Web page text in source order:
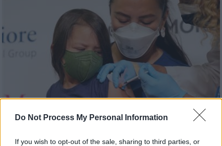
Do Not Process My Personal Information
If you wish to opt-out of the sale, sharing to third parties, or